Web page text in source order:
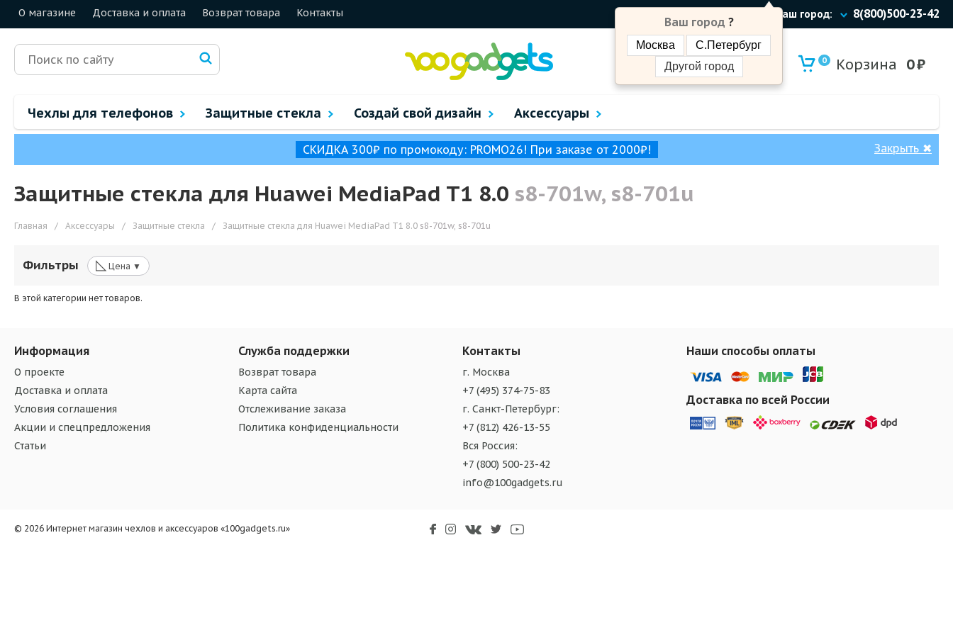
О магазине Доставка и оплата Возврат товара Контакты Ваш город:
Ваш город ?
Москва
С.Петербург
Другой город
8(800)500-23-42
0 Корзина 0₽
Чехлы для телефонов Защитные стекла Создай свой дизайн Аксессуары
СКИДКА 300₽ по промокоду: PROMO26! При заказе от 2000₽! Закрыть ✖
Защитные стекла для Huawei MediaPad T1 8.0 s8-701w, s8-701u
Главная / Аксессуары / Защитные стекла / Защитные стекла для Huawei MediaPad T1 8.0 s8-701w, s8-701u
Фильтры ◺ Цена ▼
В этой категории нет товаров.
Информация
О проекте
Доставка и оплата
Условия соглашения
Акции и спецпредложения
Статьи
Служба поддержки
Возврат товара
Карта сайта
Отслеживание заказа
Политика конфиденциальности
Контакты
г. Москва
+7 (495) 374-75-83
г. Санкт-Петербург:
+7 (812) 426-13-55
Вся Россия:
+7 (800) 500-23-42
info@100gadgets.ru
Наши способы оплаты
Доставка по всей России
© 2026 Интернет магазин чехлов и аксессуаров «100gadgets.ru»